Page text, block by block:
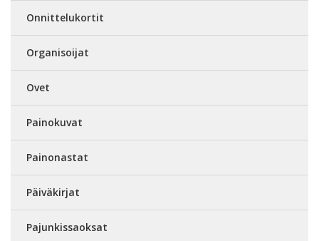
Onnittelukortit
Organisoijat
Ovet
Painokuvat
Painonastat
Päiväkirjat
Pajunkissaoksat